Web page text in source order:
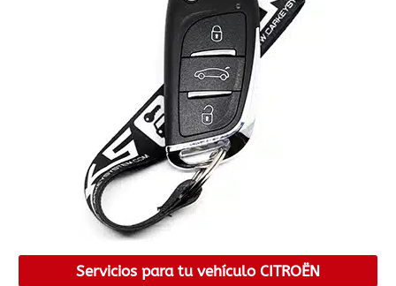
Servicios para tu vehículo CITROËN